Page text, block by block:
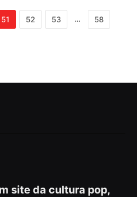
51 52 53 … 58
site da cultura pop,